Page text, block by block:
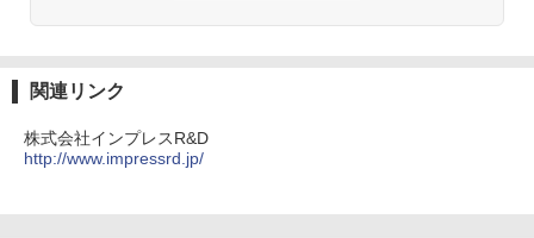
関連リンク
株式会社インプレスR&D
http://www.impressrd.jp/